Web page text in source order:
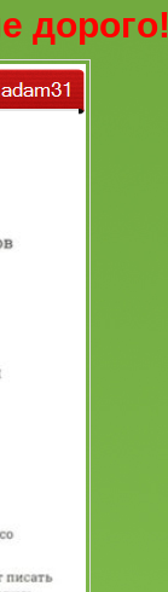
дорого!